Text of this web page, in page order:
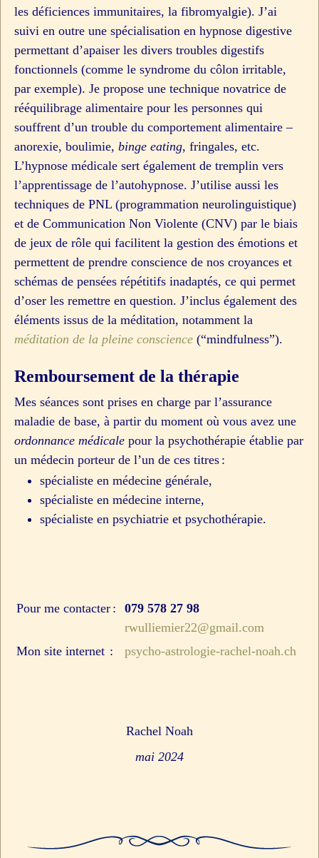
les déficiences immunitaires, la fibromyalgie). J’ai
suivi en outre une spécialisation en hypnose digestive
permettant d’apaiser les divers troubles digestifs
fonctionnels (comme le syndrome du côlon irritable,
par exemple). Je propose une technique novatrice de
rééquilibrage alimentaire pour les personnes qui
souffrent d’un trouble du comportement alimentaire –
anorexie, boulimie, binge eating, fringales, etc.
L’hypnose médicale sert également de tremplin vers
l’apprentissage de l’autohypnose. J’utilise aussi les
techniques de PNL (programmation neurolinguistique)
et de Communication Non Violente (CNV) par le biais
de jeux de rôle qui facilitent la gestion des émotions et
permettent de prendre conscience de nos croyances et
schémas de pensées répétitifs inadaptés, ce qui permet
d’oser les remettre en question. J’inclus également des
éléments issus de la méditation, notamment la
méditation de la pleine conscience(“mindfulness”).
Remboursement de la thérapie
Mes séances sont prises en charge par l’assurance
maladie de base, à partir du moment où vous avez une
ordonnance médicalepour la psychothérapie établie par
un médecin porteur de l’un de ces titres :
spécialiste en médecine générale,
spécialiste en médecine interne,
spécialiste en psychiatrie et psychothérapie.
Pour me contacter :
079 578 27 98
rwulliemier22@gmail.com
Mon site internet :
psycho-astrologie-rachel-noah.ch
Rachel Noah
mai 2024